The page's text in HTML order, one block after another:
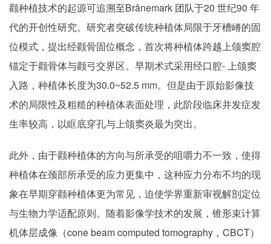
颧种植技术的起源可追溯至Brånemark 团队于20 世纪90 年
代的开创性研究。研究者突破传统种植体局限于牙槽嵴的固
位模式，提出经颧骨固位概念，首次将种植体跨越上颌窦腔
锚定于颧骨体与颧弓交界区。早期术式采用经口腔- 上颌窦
入路，种植体长度为30.0~52.5 mm。但是由于原始影像技
术的局限性及粗糙的种植体表面处理，此阶段临床并发症发
生率较高，以眶底穿孔与上颌窦炎最为突出。
此外，由于颧种植体的方向与所承受的咀嚼力不一致，使得
种植体在颈部所承受的应力更集中，这种应力分布不均的现
象在早期穿颧种植体更为常见，迫使学界重新审视解剖定位
与生物力学适配原则。随着影像学技术的发展，锥形束计算
机体层成像（cone beam computed tomography，CBCT）